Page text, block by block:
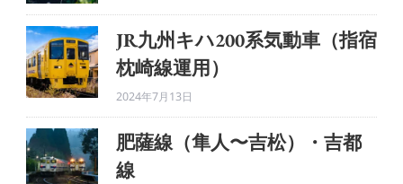
JR九州キハ200系気動車（指宿
枕崎線運用）
2024年7月13日
肥薩線（隼人〜吉松）・吉都
線